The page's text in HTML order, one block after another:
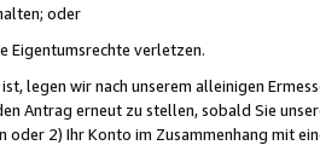
oder
Eigentumsrechte verletzen.
legen wir nach unserem alleinigen
Antrag erneut zu stellen, sobald Sie
oder 2) Ihr Konto im Zusammenhang mit